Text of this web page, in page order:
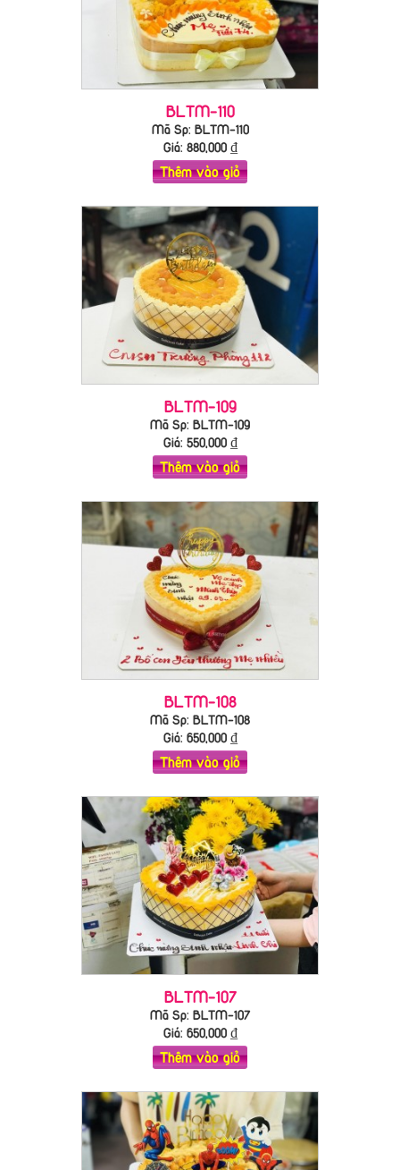
BLTM-110
Mã Sp: BLTM-110
Giá: 880,000₫
Thêm vào giỏ
BLTM-109
Mã Sp: BLTM-109
Giá: 550,000₫
Thêm vào giỏ
BLTM-108
Mã Sp: BLTM-108
Giá: 650,000₫
Thêm vào giỏ
BLTM-107
Mã Sp: BLTM-107
Giá: 650,000₫
Thêm vào giỏ